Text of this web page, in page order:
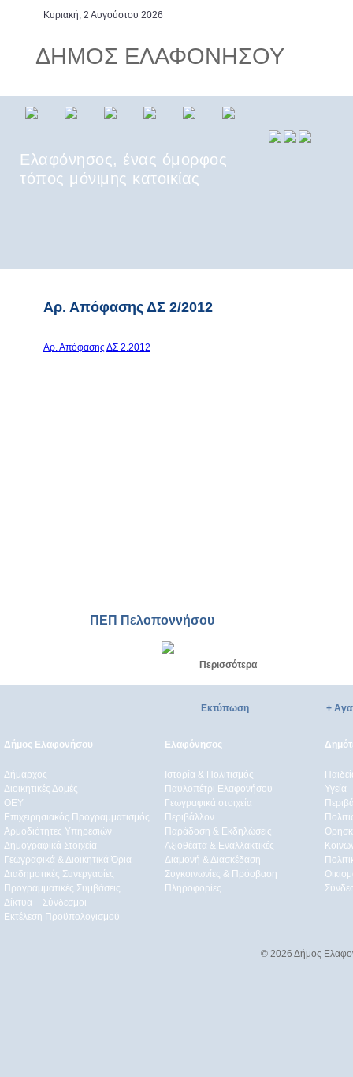
Κυριακή, 2 Αυγούστου 2026
ΔΗΜΟΣ ΕΛΑΦΟΝΗΣΟΥ
Ελαφόνησος, ένας όμορφος
τόπος μόνιμης κατοικίας
Ελαφόνησος, το νησί των
προορισμός εναλλακτικής
Αρ. Απόφασης ΔΣ 2/2012
Αρ. Απόφασης ΔΣ 2.2012
ΠΕΠ Πελοποννήσου
Περισσότερα
Εκτύπωση +
Δήμος Ελαφονήσου
Δήμαρχος
Διοικητικές Δομές
ΟEΥ
Επιχειρησιακός Προγραμματισμός
Αρμοδιότητες Υπηρεσιών
Δημογραφικά Στοιχεία
Γεωγραφικά & Διοικητικά Όρια
Διαδημοτικές Συνεργασίες
Προγραμματικές Συμβάσεις
Δίκτυα – Σύνδεσμοι
Εκτέλεση Προϋπολογισμού
Ελαφόνησος
Ιστορία & Πολιτισμός
Παυλοπέτρι Ελαφονήσου
Γεωγραφικά στοιχεία
Περιβάλλον
Παράδοση & Εκδηλώσεις
Αξιοθέατα & Eναλλακτικές
Διαμονή & Διασκέδαση
Συγκοινωνίες & Πρόσβαση
Πληροφορίες
Υγεία
© 2026 Δήμος